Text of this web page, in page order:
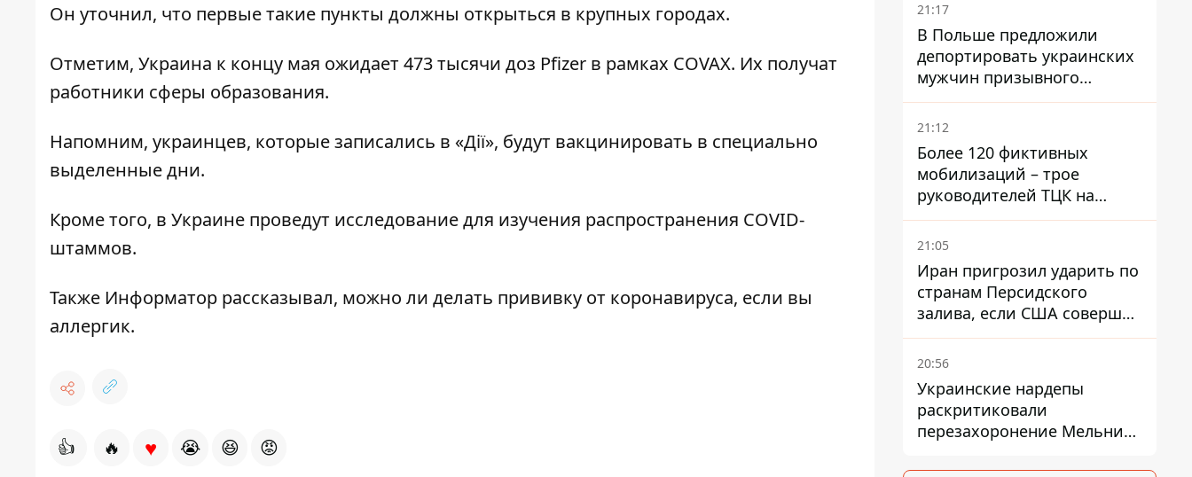
Он уточнил, что первые такие пункты должны открыться в крупных городах.
Отметим, Украина к концу мая ожидает 473 тысячи доз Pfizer в рамках COVAX. Их получат
работники сферы образования.
Напомним, украинцев, которые записались в «Дії», будут вакцинировать в специально
выделенные дни.
Кроме того, в Украине проведут исследование для изучения распространения COVID-
штаммов.
Также Информатор рассказывал, можно ли делать прививку от коронавируса, если вы
аллергик.
👍 🔥 ♥ 😭 😆 😡
21:17
В Польше предложили
депортировать украинских
мужчин призывного
возраста - кого это может
затронуть
21:12
Более 120 фиктивных
мобилизаций – трое
руководителей ТЦК на
Волыни и Буковине
получили подозрения за
21:05
Иран пригрозил ударить по
странам Персидского
залива, если США совершат
хотя бы одну атаку - Reuters
20:56
Украинские нардепы
раскритиковали
перезахоронение Мельника